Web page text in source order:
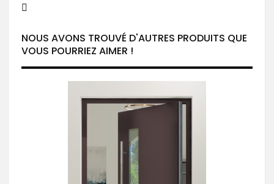
NOUS AVONS TROUVÉ D'AUTRES PRODUITS QUE
VOUS POURRIEZ AIMER !